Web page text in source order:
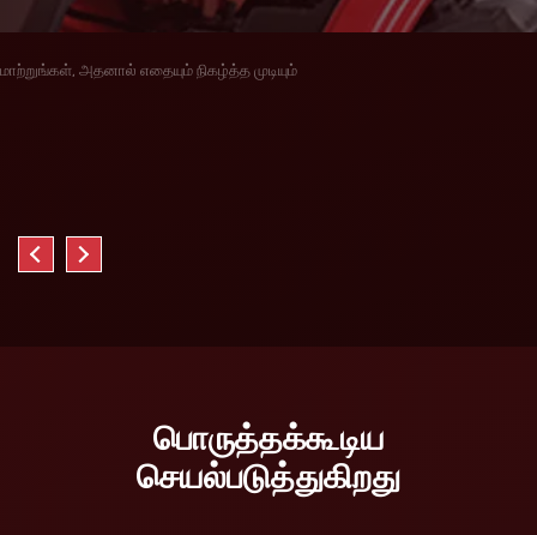
மாற்றுங்கள், அதனால் எதையும் நிகழ்த்த முடியும்
பொருத்தக்கூடிய
செயல்படுத்துகிறது